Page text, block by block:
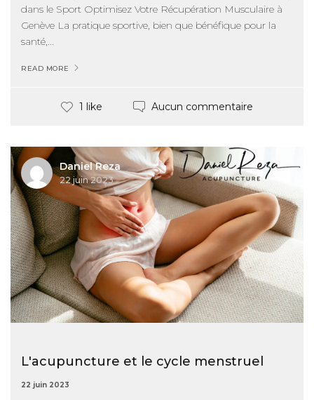
dans le Sport Optimisez Votre Récupération Musculaire à
Genève La pratique sportive, bien que bénéfique pour la
santé,...
READ MORE
1 like Aucun commentaire
Daniel Reza
22 juin 2023
L'acupuncture et le cycle menstruel
22 juin 2023